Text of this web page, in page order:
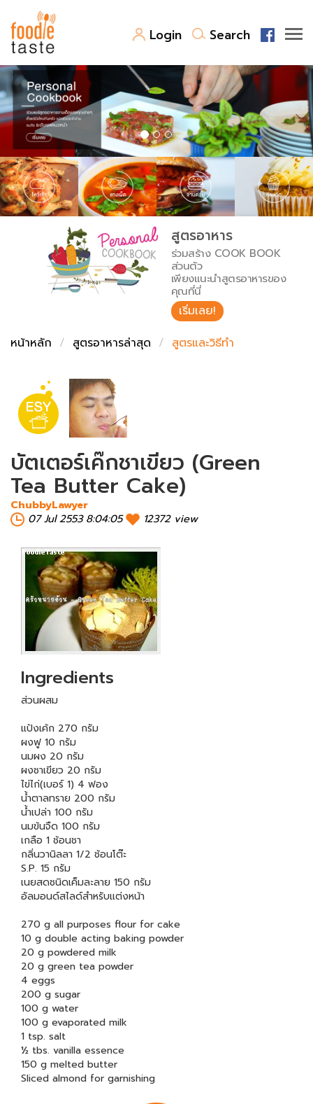
Login Search
สูตรอาหาร
สูตรอาหารล่าสุด
Top Foodie
พาไปชิม
สารพันก้นครัว
เคล็ดลับน่ารู้
เปรียบเทียบหน่วยการตวง
เปรียบเทียบอุณหภูมิ
เปรียบเทียบน้ำหนักวัตถุดิบ
FoodPedia
สร้าง Cookbook
สูตรอาหาร
ร่วมสร้าง COOK BOOK
ส่วนตัว
เพียงแนะนำสูตรอาหารของ
คุณที่นี่
เริ่มเลย!
หน้าหลัก
สูตรอาหารล่าสุด สูตรและวิธีทำ
บัตเตอร์เค๊กชาเขียว (Green
Tea Butter Cake)
ChubbyLawyer
07 Jul 2553 8:04:05
12372 view
Ingredients
ส่วนผสม
แป้งเค้ก 270 กรัม
ผงฟู 10 กรัม
นมผง 20 กรัม
ผงชาเขียว 20 กรัม
ไข่ไก่(เบอร์ 1) 4 ฟอง
น้ำตาลทราย 200 กรัม
น้ำเปล่า 100 กรัม
นมข้นจืด 100 กรัม
เกลือ 1 ช้อนชา
กลิ่นวานิลลา 1/2 ช้อนโต๊ะ
S.P. 15 กรัม
เนยสดชนิดเค็มละลาย 150 กรัม
อัลมอนด์สไลด์สำหรับแต่งหน้า
270 g all purposes flour for cake
10 g double acting baking powder
20 g powdered milk
20 g green tea powder
4 eggs
200 g sugar
100 g water
100 g evaporated milk
1 tsp. salt
½ tbs. vanilla essence
150 g melted butter
Sliced almond for garnishing